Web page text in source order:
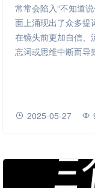
常常会陷入“不知道
面上涌现出了众多提
在镜头前更加自信、
忘词或思维中断而导
2025-05-27